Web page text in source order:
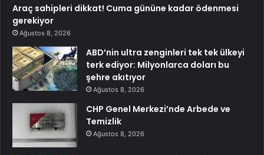
Araç sahipleri dikkat! Cuma gününe kadar ödenmesi
gerekiyor
Ağustos 8, 2026
ABD’nin ultra zenginleri tek tek ülkeyi
terk ediyor: Milyonlarca doları bu
şehre akıtıyor
Ağustos 8, 2026
CHP Genel Merkezi’nde Arbede ve
Temizlik
Ağustos 8, 2026